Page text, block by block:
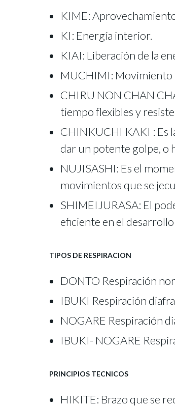
KIME:
KI: Energía interior.
KIAI: Liberación de la
MUCHIMI: Movimiento
CHIRU NON CHAN
tiempo flexibles y
CHINKUCHI KAKI : Es
dar un potente golpe, o
NUJISASHI: Es el
movimientos que se
SHIMEIJURASA: El
eficiente en el
TIPOS DE RESPIRACION
DONTO Respiración
IBUKI Respiración
NOGARE Respiración
IBUKI- NOGARE
PRINCIPIOS TECNICOS
HIKITE: Brazo que se